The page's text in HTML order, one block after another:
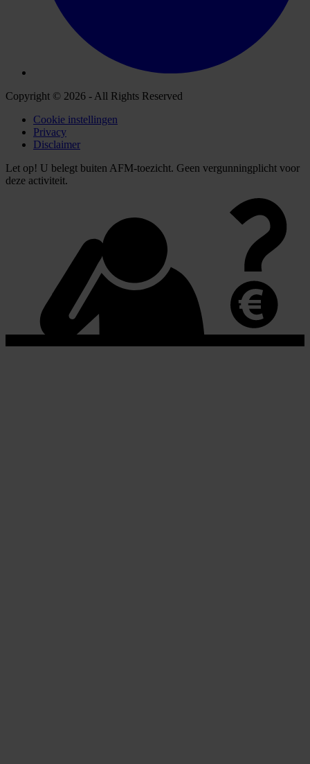
Copyright © 2026 - All Rights Reserved
Cookie instellingen
Privacy
Disclaimer
Let op! U belegt buiten AFM-toezicht. Geen vergunningplicht voor
deze activiteit.